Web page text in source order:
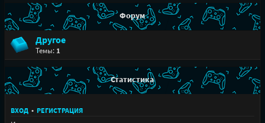
Форум
Другое
Темы: 1
Статистика
ВХОД• РЕГИСТРАЦИЯ